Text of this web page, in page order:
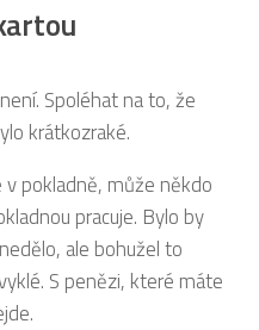
Spoléhat na to, že
krátkozraké.
pokladně, může někdo
pracuje. Bylo by
ale bohužel to
S penězi, které máte